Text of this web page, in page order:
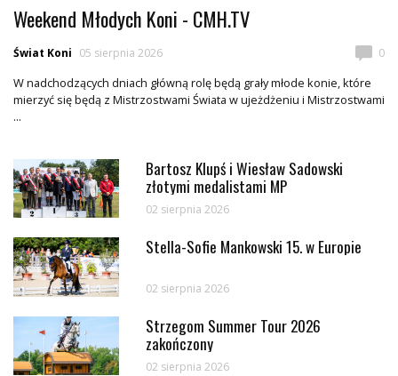
Weekend Młodych Koni - CMH.TV
Świat Koni 05 sierpnia 2026 0
W nadchodzących dniach główną rolę będą grały młode konie, które
mierzyć się będą z Mistrzostwami Świata w ujeżdżeniu i Mistrzostwami
...
Bartosz Klupś i Wiesław Sadowski
złotymi medalistami MP
02 sierpnia 2026
Stella-Sofie Mankowski 15. w Europie
02 sierpnia 2026
Strzegom Summer Tour 2026
zakończony
02 sierpnia 2026